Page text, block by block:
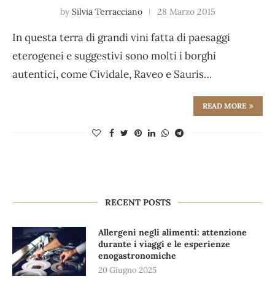
by Silvia Terracciano 28 Marzo 2015
In questa terra di grandi vini fatta di paesaggi
eterogenei e suggestivi sono molti i borghi
autentici, come Cividale, Raveo e Sauris…
READ MORE
RECENT POSTS
Allergeni negli alimenti: attenzione
durante i viaggi e le esperienze
enogastronomiche
20 Giugno 2025